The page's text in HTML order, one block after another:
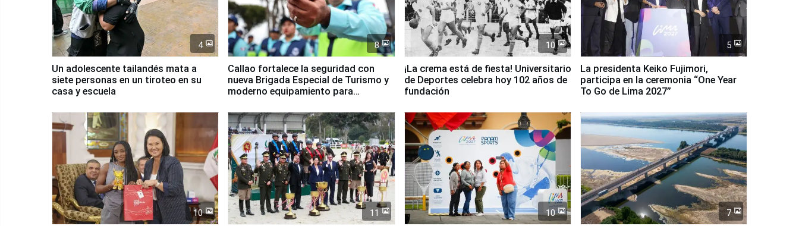
4
Un adolescente tailandés mata a
siete personas en un tiroteo en su
casa y escuela
8
Callao fortalece la seguridad con
nueva Brigada Especial de Turismo y
moderno equipamiento para
10
¡La crema está de fiesta! Universitario
de Deportes celebra hoy 102 años de
fundación
5
La presidenta Keiko Fujimori,
participa en la ceremonia “One Year
To Go de Lima 2027”
10 11 10 7